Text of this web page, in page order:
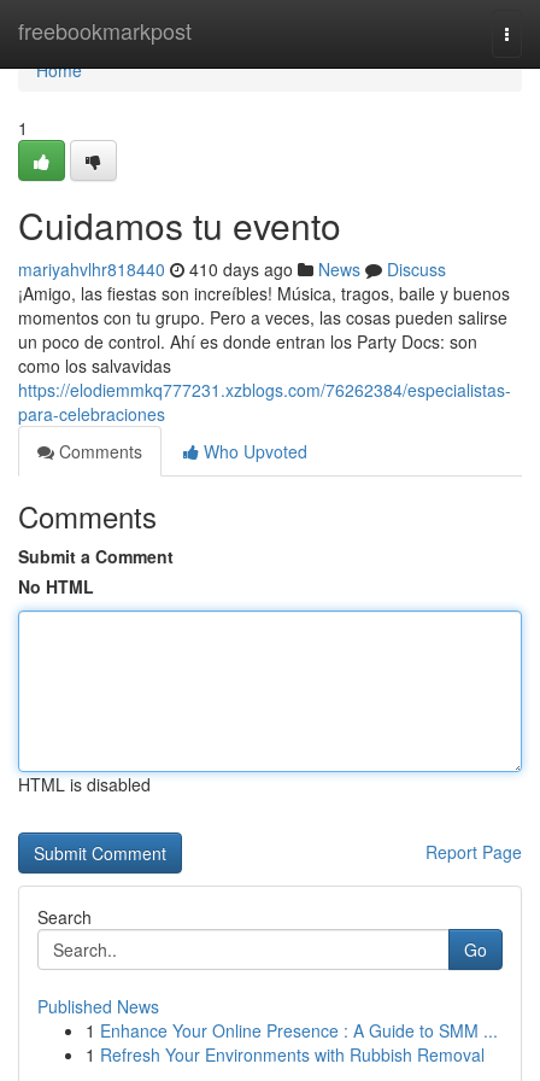
freebookmarkpost
Home
Home
1
Cuidamos tu evento
mariyahvlhr818440 410 days ago News
Discuss
¡Amigo, las fiestas son increíbles! Música, tragos, baile y buenos
momentos con tu grupo. Pero a veces, las cosas pueden salirse
un poco de control. Ahí es donde entran los Party Docs: son
como los salvavidas
https://elodiemmkq777231.xzblogs.com/76262384/especialistas-
para-celebraciones
Comments
Who Upvoted
Comments
Submit a Comment
No HTML
HTML is disabled
Report Page
Search
Go
Published News
1 Enhance Your Online Presence : A Guide to SMM ...
1 Refresh Your Environments with Rubbish Removal